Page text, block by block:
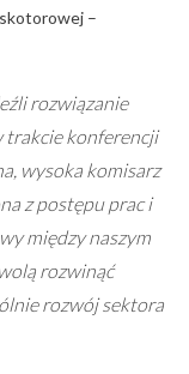
–
rozwiązanie
trakcie konferencji
wysoka komisarz
z postępu prac i
między naszym
rozwinąć
rozwój sektora